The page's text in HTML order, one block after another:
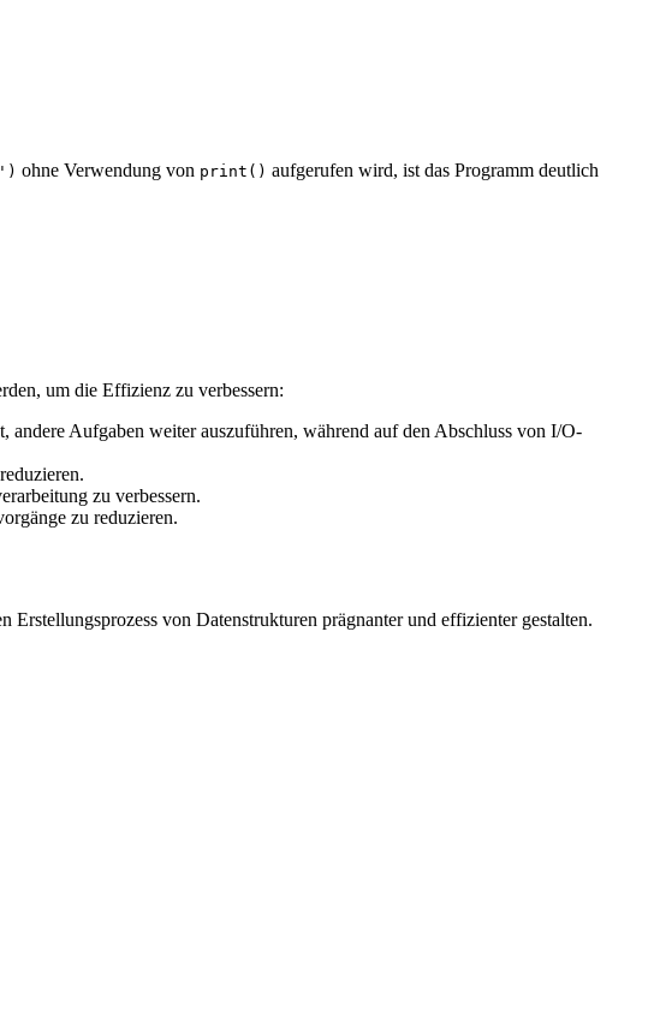
ohne Verwendung von print() aufgerufen wird, ist das Programm deutlich
um die Effizienz zu verbessern:
andere Aufgaben weiter auszuführen, während auf den Abschluss von I/O-
zu verbessern.
zu reduzieren.
von Datenstrukturen prägnanter und effizienter gestalten.